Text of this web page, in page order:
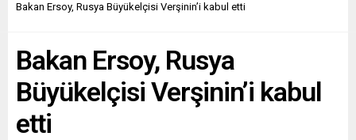
Bakan Ersoy, Rusya Büyükelçisi Verşinin’i kabul etti
Bakan Ersoy, Rusya
Büyükelçisi Verşinin’i kabul
etti